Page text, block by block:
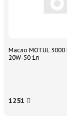
Масло MOTUL 3000
20W-50 1л
1251